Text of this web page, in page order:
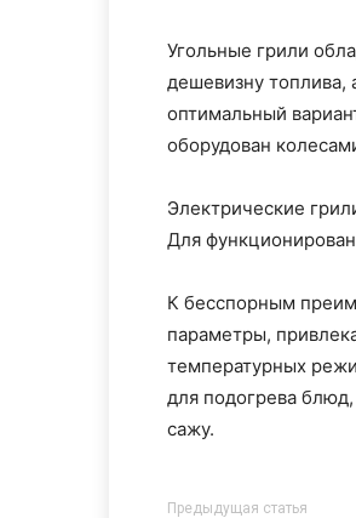
Угольные грили
дешевизну
оптимальный
оборудован
Электрические
Для
К бесспорным
параметры,
температурных
для подогрева
сажу.
Предыдущая статья